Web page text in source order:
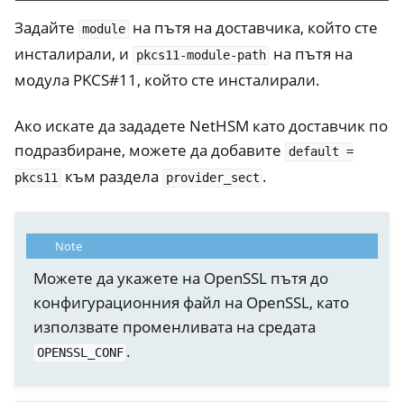
Задайте module на пътя на доставчика, който сте
инсталирали, и
pkcs11-module-path на пътя на
модула PKCS#11, който сте инсталирали.
Ако искате да зададете NetHSM като доставчик по
подразбиране, можете да добавите default =
pkcs11 към раздела provider_sect .
Note
Можете да укажете на OpenSSL пътя до
конфигурационния файл на OpenSSL, като
използвате променливата на средата
OPENSSL_CONF .